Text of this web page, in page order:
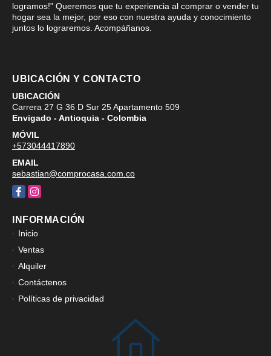
logramos!" Queremos que tu experiencia al comprar o vender tu
hogar sea la mejor, por eso con nuestra ayuda y conocimiento
juntos lo lograremos. Acompáñanos.
UBICACIÓN Y CONTACTO
UBICACIÓN
Carrera 27 G 36 D Sur 25 Apartamento 509
Envigado - Antioquia - Colombia
MÓVIL
+573044417890
EMAIL
sebastian@comprocasa.com.co
FacebookInstagram
INFORMACIÓN
Inicio
Ventas
Alquiler
Contáctenos
Políticas de privacidad